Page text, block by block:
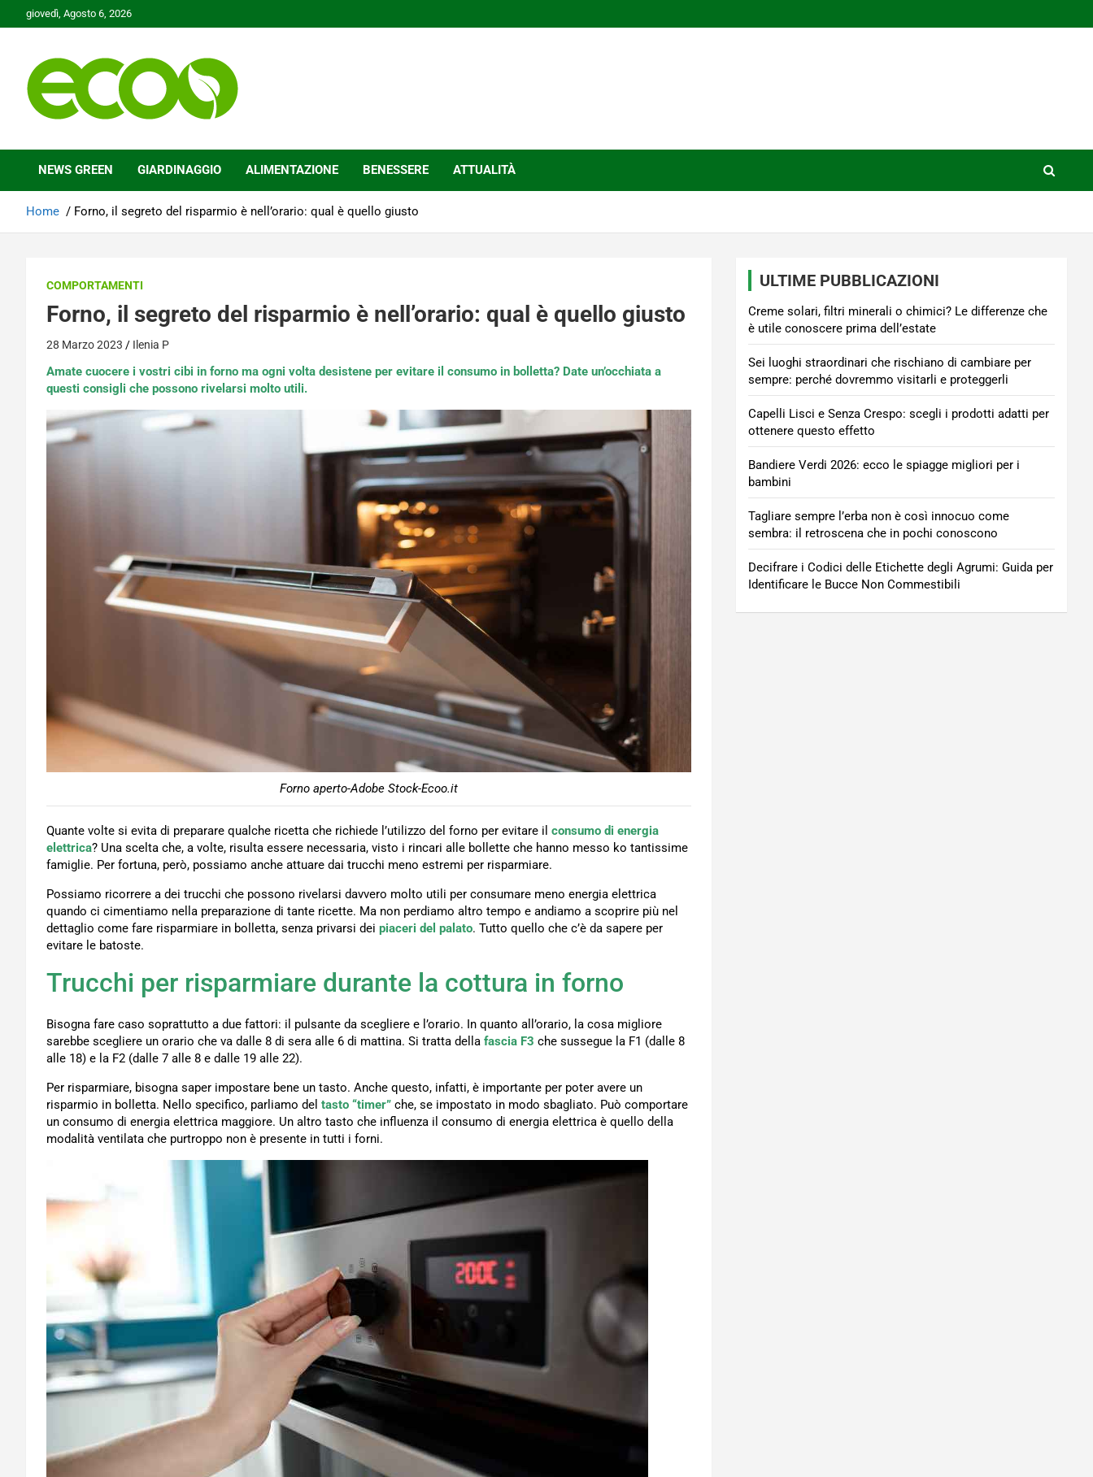
to
giovedì, Agosto 6, 2026
Ecoo.it
NEWS GREEN GIARDINAGGIO ALIMENTAZIONE BENESSERE ATTUALITÀ
Home Forno, il segreto del risparmio è nell’orario: qual è quello giusto
COMPORTAMENTI
Forno, il segreto del risparmio è nell’orario: qual è quello giusto
28 Marzo 2023 Ilenia P
Amate cuocere i vostri cibi in forno ma ogni volta desistene per evitare il consumo in bolletta? Date un’occhiata a
questi consigli che possono rivelarsi molto utili.
Forno aperto-Adobe Stock-Ecoo.it
Quante volte si evita di preparare qualche ricetta che richiede l’utilizzo del forno per evitare il consumo di energia
elettrica? Una scelta che, a volte, risulta essere necessaria, visto i rincari alle bollette che hanno messo ko tantissime
famiglie. Per fortuna, però, possiamo anche attuare dai trucchi meno estremi per risparmiare.
Possiamo ricorrere a dei trucchi che possono rivelarsi davvero molto utili per consumare meno energia elettrica
quando ci cimentiamo nella preparazione di tante ricette. Ma non perdiamo altro tempo e andiamo a scoprire più nel
dettaglio come fare risparmiare in bolletta, senza privarsi dei piaceri del palato. Tutto quello che c’è da sapere per
evitare le batoste.
Trucchi per risparmiare durante la cottura in forno
Bisogna fare caso soprattutto a due fattori: il pulsante da scegliere e l’orario. In quanto all’orario, la cosa migliore
sarebbe scegliere un orario che va dalle 8 di sera alle 6 di mattina. Si tratta della fascia F3 che sussegue la F1 (dalle 8
alle 18) e la F2 (dalle 7 alle 8 e dalle 19 alle 22).
Per risparmiare, bisogna saper impostare bene un tasto. Anche questo, infatti, è importante per poter avere un
risparmio in bolletta. Nello specifico, parliamo del tasto “timer” che, se impostato in modo sbagliato. Può comportare
un consumo di energia elettrica maggiore. Un altro tasto che influenza il consumo di energia elettrica è quello della
modalità ventilata che purtroppo non è presente in tutti i forni.
ULTIME PUBBLICAZIONI
Creme solari, filtri minerali o chimici? Le differenze che
è utile conoscere prima dell’estate
Sei luoghi straordinari che rischiano di cambiare per
sempre: perché dovremmo visitarli e proteggerli
Capelli Lisci e Senza Crespo: scegli i prodotti adatti per
ottenere questo effetto
Bandiere Verdi 2026: ecco le spiagge migliori per i
bambini
Tagliare sempre l’erba non è così innocuo come
sembra: il retroscena che in pochi conoscono
Decifrare i Codici delle Etichette degli Agrumi: Guida per
Identificare le Bucce Non Commestibili